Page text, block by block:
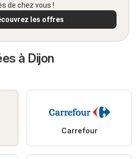
de chez vous !
les offres
à Dijon
Carrefour